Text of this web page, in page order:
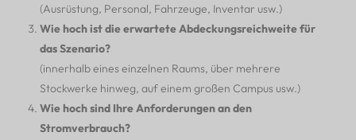
(Ausrüstung, Personal, Fahrzeuge, Inventar usw.)
Wie hoch ist die erwartete Abdeckungsreichweite für
das Szenario?
(innerhalb eines einzelnen Raums, über mehrere
Stockwerke hinweg, auf einem großen Campus usw.)
Wie hoch sind Ihre Anforderungen an den
Stromverbrauch?